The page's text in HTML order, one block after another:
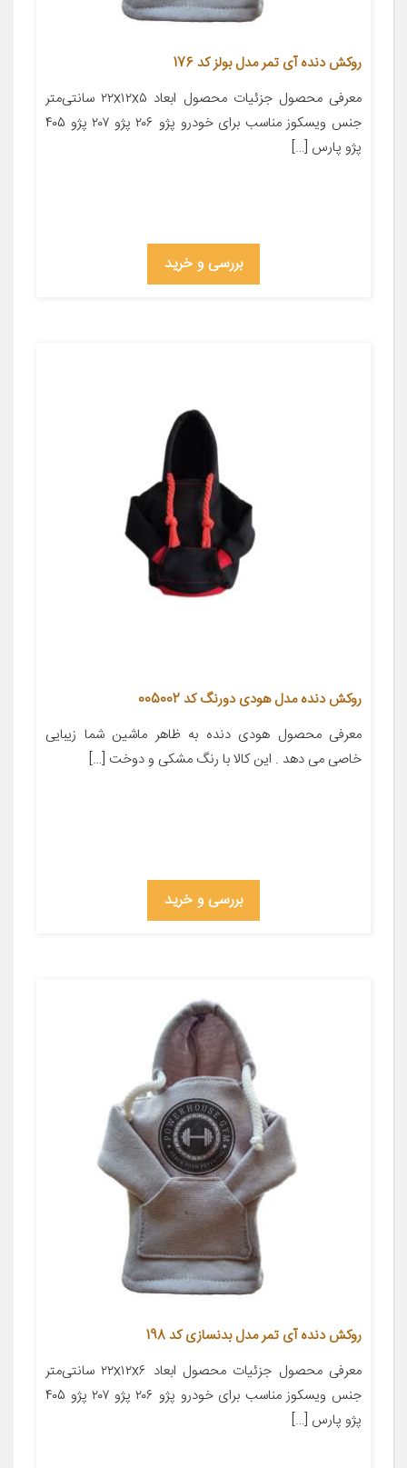
روکش دنده آی تمر مدل بولز کد 176
معرفی محصول جزئیات محصول ابعاد ۲۲x۱۲x۵ سانتی‌متر
جنس ویسکوز مناسب برای خودرو پژو ۲۰۶ پژو ۲۰۷ پژو ۴۰۵
پژو پارس […]
بررسی و خرید
روکش دنده مدل هودی دورنگ کد 005002
معرفی محصول هودی دنده به ظاهر ماشین شما زیبایی
خاصی می دهد . این کالا با رنگ مشکی و دوخت […]
بررسی و خرید
روکش دنده آی تمر مدل بدنسازی کد 198
معرفی محصول جزئیات محصول ابعاد ۲۲x۱۲x۶ سانتی‌متر
جنس ویسکوز مناسب برای خودرو پژو ۲۰۶ پژو ۲۰۷ پژو ۴۰۵
پژو پارس […]